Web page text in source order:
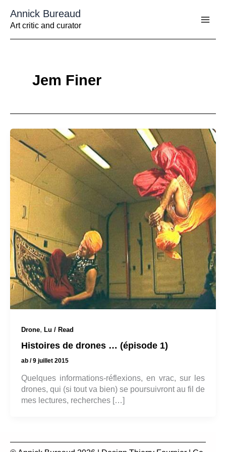
contenu
Annick Bureaud
Art critic and curator
Jem Finer
Drone, Lu / Read
Histoires de drones … (épisode 1)
ab /9 juillet 2015
Quelques informations-réflexions, en vrac, sur les
drones, qui (si tout va bien) se poursuivront au fil de
mes lectures, recherches […]